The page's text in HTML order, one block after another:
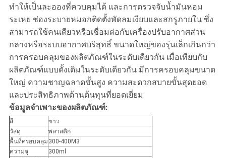
ทำให้เป็นละอองที่ควบคุมได้ และการตรวจจับน้ำมันหอม
ระเหย ช่องระบายหมอกติดตั้งพัดลมเงียบและสกรูภายใน ซึ่ง
สามารถใช้คนเดียวหรือเชื่อมต่อกับเครื่องปรับอากาศส่วน
กลางหรือระบบอากาศบริสุทธิ์ ขนาดใหญ่ของรุ่นเล็กเกินกว่า
การครอบคลุมของผลิตภัณฑ์ในระดับเดียวกัน เมื่อเทียบกับ
ผลิตภัณฑ์แบบดั้งเดิมในระดับเดียวกัน มีการครอบคลุมขนาด
ใหญ่ ความชาญฉลาดขั้นสูง ความสะดวกสบายขั้นสุดยอด
และประสิทธิภาพด้านต้นทุนที่ยอดเยี่ยม
ข้อมูลจำเพาะของผลิตภัณฑ์:
สี
ขาว
วัสดุ
พลาสติก
พื้นที่ครอบคลุม 300-400M3
ความจุ
300ml